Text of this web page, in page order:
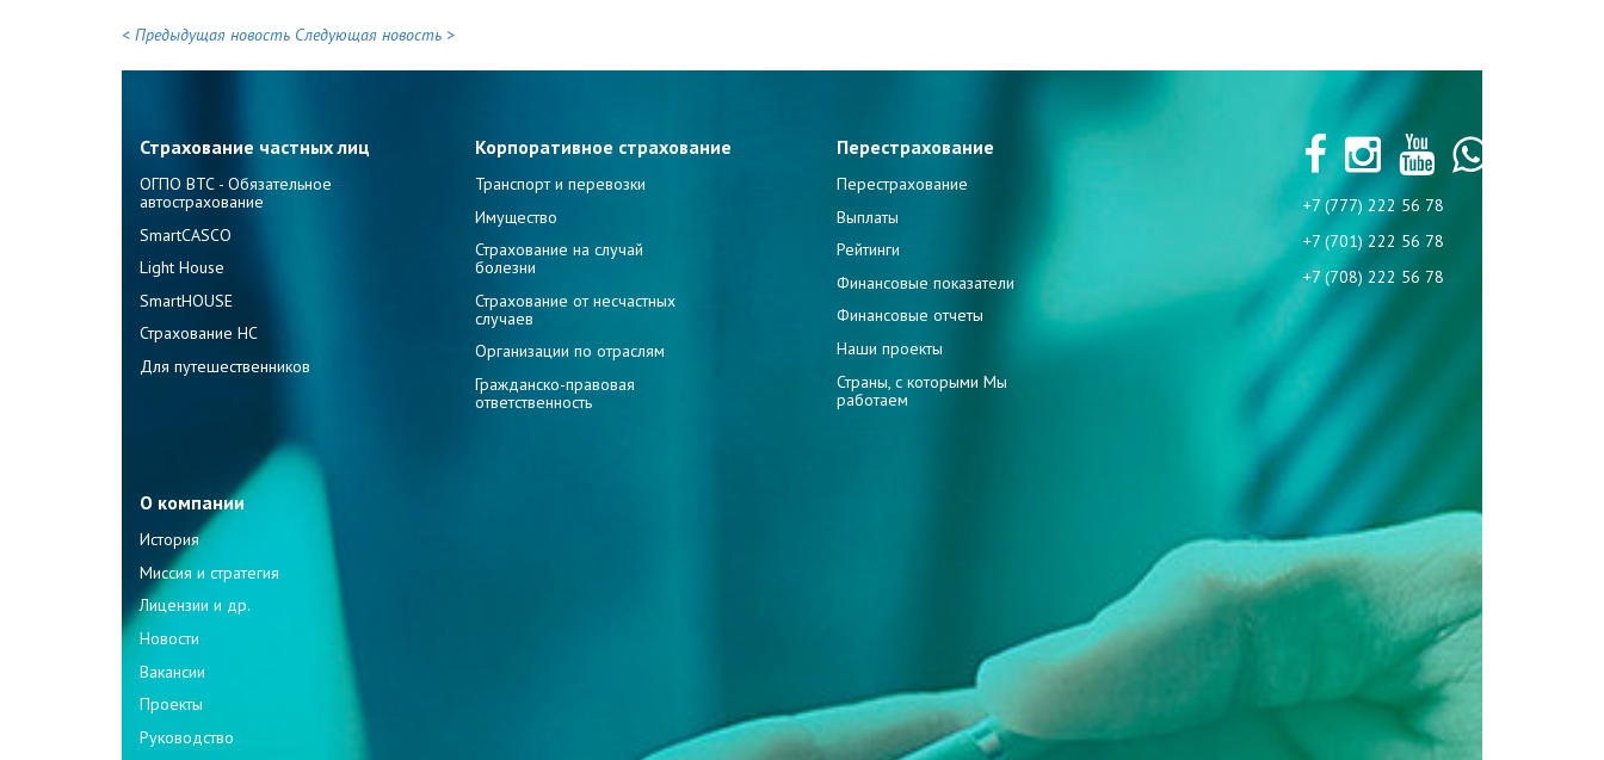
< Предыдущая новость Следующая новость >
Страхование частных лиц
ОГПО ВТС - Обязательное
автострахование
SmartCASCO
Light House
SmartHOUSE
Страхование НС
Для путешественников
Корпоративное страхование
Транспорт и перевозки
Имущество
Страхование на случай
болезни
Страхование от несчастных
случаев
Организации по отраслям
Гражданско-правовая
ответственность
Перестрахование
Перестрахование
Выплаты
Рейтинги
Финансовые показатели
Финансовые отчеты
Наши проекты
Страны, с которыми Мы
работаем
О компании
История
Миссия и стратегия
Лицензии и др.
Новости
Вакансии
Проекты
Руководство
+7 (777) 222 56 78
+7 (701) 222 56 78
+7 (708) 222 56 78